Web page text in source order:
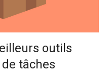
outils
tâches